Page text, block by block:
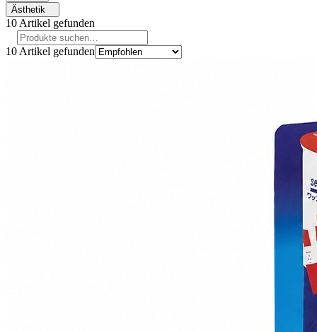
Ästhetik
10 Artikel gefunden
10 Artikel gefunden